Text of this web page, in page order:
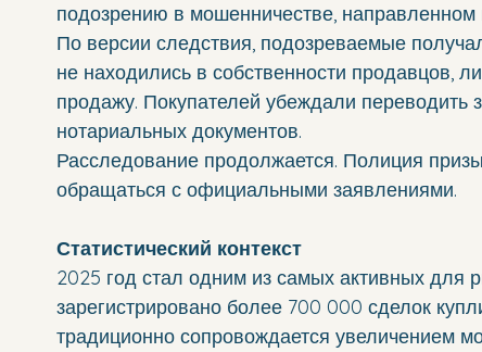
подозрению в мошенничестве, направленном
По версии следствия, подозреваемые
не находились в собственности продавцов,
продажу. Покупателей убеждали
нотариальных документов.
Расследование продолжается. Полиция
обращаться с официальными заявлениями.
Статистический контекст
2025 год стал одним из самых активных
зарегистрировано более 700 000 сделок
традиционно сопровождается увеличением